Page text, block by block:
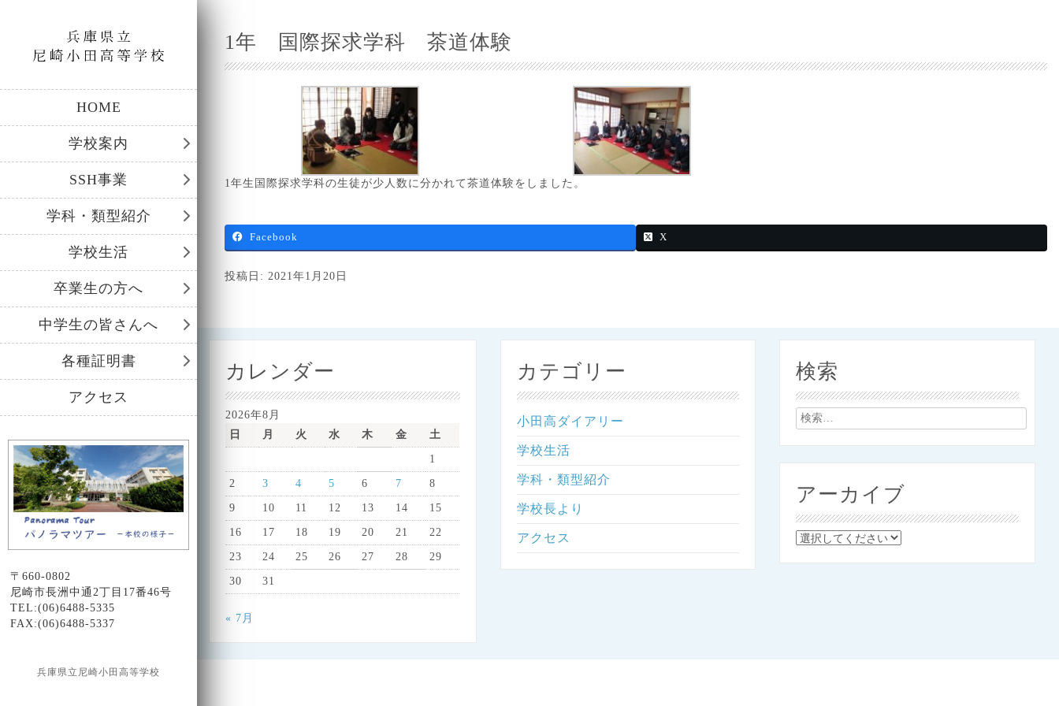
HOME
学校案内
SSH事業
学科・類型紹介
学校生活
卒業生の方へ
中学生の皆さんへ
各種証明書
アクセス
〒660-0802
尼崎市長洲中通2丁目17番46号
TEL:(06)6488-5335
FAX:(06)6488-5337
兵庫県立尼崎小田高等学校
1年 国際探求学科 茶道体験
1年生国際探求学科の生徒が少人数に分かれて茶道体験をしました。
Facebook X
投稿日: 2021年1月20日
カレンダー
2026年8月
日
月 火 水 木 金 土
1
2 3 4 5 6 7 8
9 10 11 12 13 14 15
16 17 18 19 20 21 22
23 24 25 26 27 28 29
30 31
« 7月
カテゴリー
小田高ダイアリー
学校生活
学科・類型紹介
学校長より
アクセス
検索
検
索:
アーカイブ